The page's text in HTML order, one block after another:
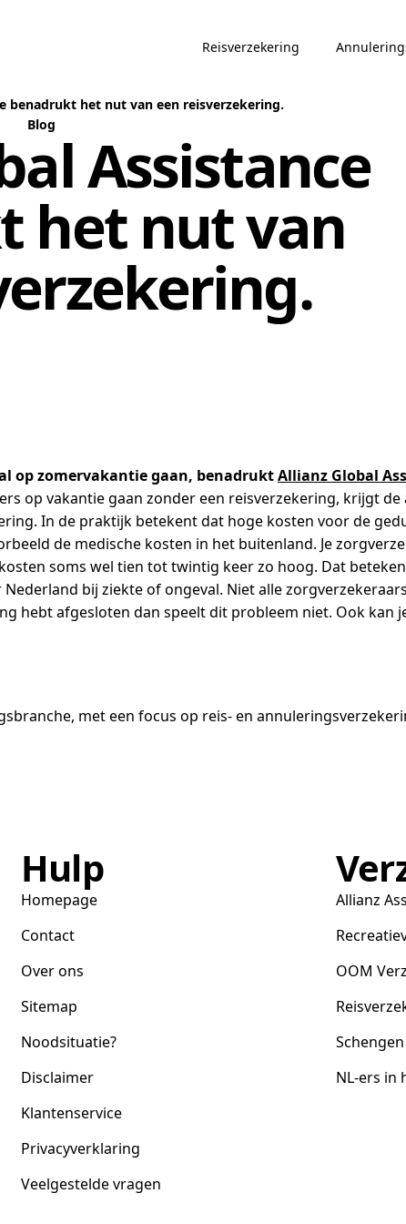
Reisverzekering
benadrukt het nut van een reisverzekering.
Blog
Assistance
het nut van
op zomervakantie gaan, benadruktAllianz Global
op vakantie gaan zonder een reisverzekering, krijgt
In de praktijk betekent dat hoge kosten voor de
de medische kosten in het buitenland. Je
soms wel tien tot twintig keer zo hoog. Dat
bij ziekte of ongeval. Niet alle
hebt afgesloten dan speelt dit probleem niet. Ook
met een focus op reis- en
Hulp
Homepage
Contact
Over ons
Sitemap
Noodsituatie?
Disclaimer
Klantenservice
Privacyverklaring
Veelgestelde vragen
Allianz
OOM
NL-ers in